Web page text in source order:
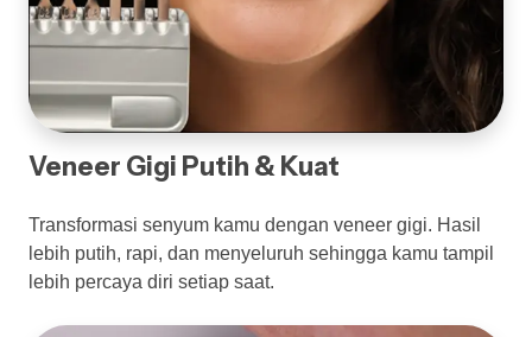
Veneer Gigi Putih & Kuat
Transformasi senyum kamu dengan veneer gigi. Hasil
lebih putih, rapi, dan menyeluruh sehingga kamu tampil
lebih percaya diri setiap saat.